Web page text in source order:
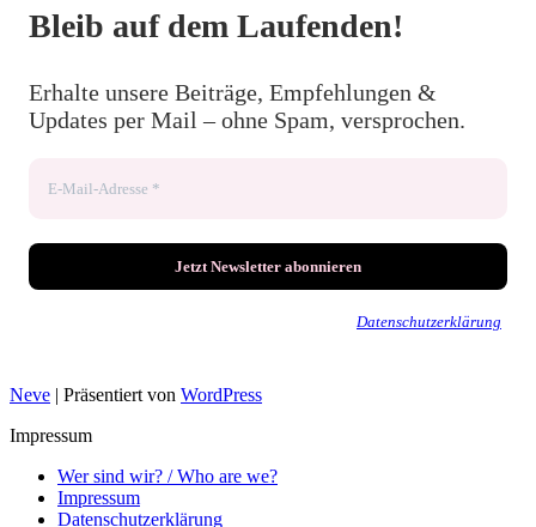
Bleib auf dem Laufenden!
Erhalte unsere Beiträge, Empfehlungen &
Updates per Mail – ohne Spam, versprochen.
Datenschutzerklärung
Neve | Präsentiert von WordPress
Impressum
Wer sind wir? / Who are we?
Impressum
Datenschutzerklärung